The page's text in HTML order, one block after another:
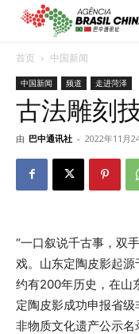
首页 中国新闻
中国新闻 频道 走进菏泽
古法雕刻
由 巴中通讯社 - 2022年11月
“一口叙说千古事，双
戏。山东定陶皮影起
约有200年历史，在山
定陶皮影成功申报省
非物质文化遗产公示名